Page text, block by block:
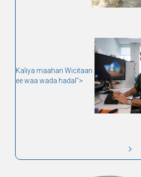
Kaliya maahan Wicitaan
ee waa wada hadal">